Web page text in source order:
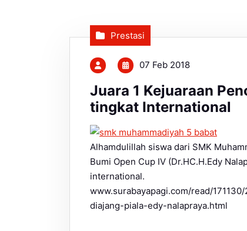
Prestasi
07 Feb 2018
Juara 1 Kejuaraan
tingkat International
Alhamdulillah siswa dari SMK
Bumi Open Cup IV (Dr.HC.H.Edy
international.
www.surabayapagi.com/read/
diajang-piala-edy-nalapraya.html